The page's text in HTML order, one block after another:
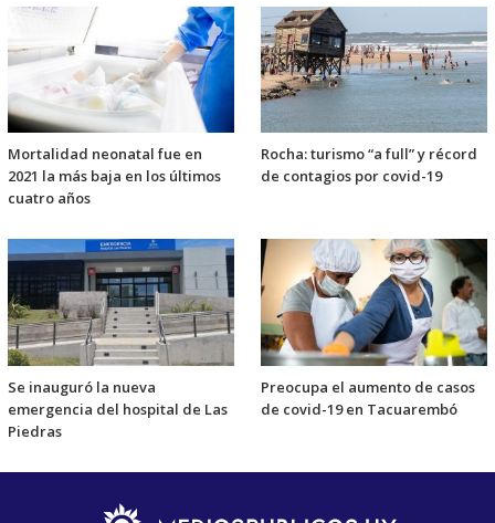
Mortalidad neonatal fue en
2021 la más baja en los últimos
cuatro años
Rocha: turismo “a full” y récord
de contagios por covid-19
Se inauguró la nueva
emergencia del hospital de Las
Piedras
Preocupa el aumento de casos
de covid-19 en Tacuarembó